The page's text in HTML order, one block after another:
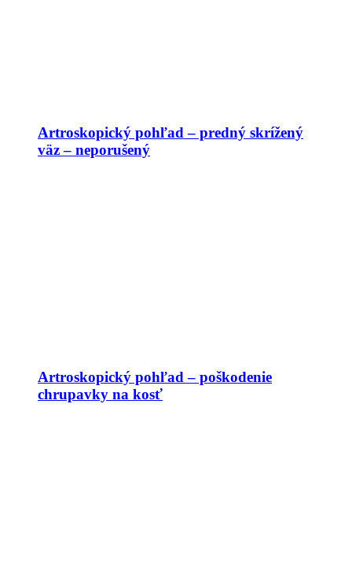
Artroskopický pohľad – predný skrížený
väz – neporušený
Artroskopický pohľad – poškodenie
chrupavky na kosť